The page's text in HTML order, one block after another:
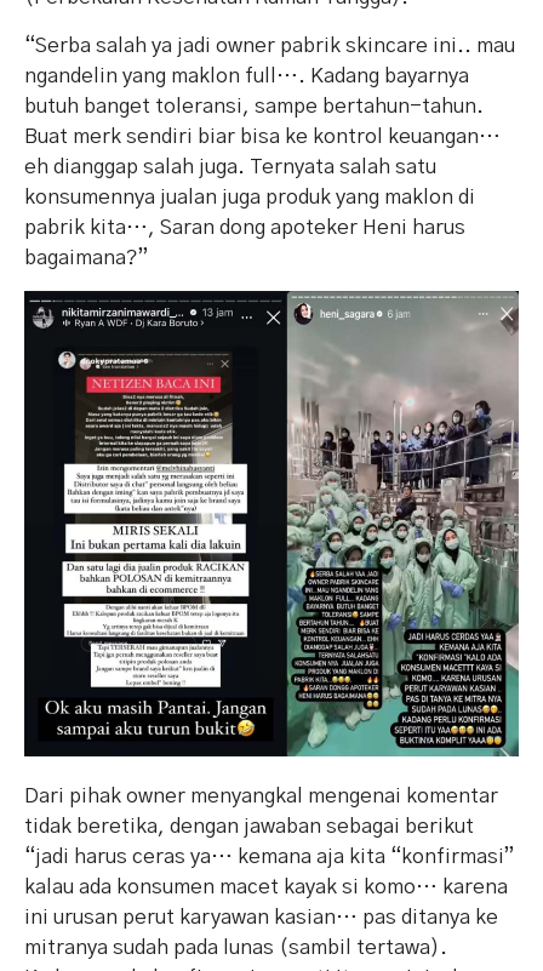
“Serba salah ya jadi owner pabrik skincare ini.. mau
ngandelin yang maklon full…. Kadang bayarnya
butuh banget toleransi, sampe bertahun-tahun.
Buat merk sendiri biar bisa ke kontrol keuangan…
eh dianggap salah juga. Ternyata salah satu
konsumennya jualan juga produk yang maklon di
pabrik kita…, Saran dong apoteker Heni harus
bagaimana?”
Dari pihak owner menyangkal mengenai komentar
tidak beretika, dengan jawaban sebagai berikut
“jadi harus ceras ya… kemana aja kita “konfirmasi”
kalau ada konsumen macet kayak si komo… karena
ini urusan perut karyawan kasian… pas ditanya ke
mitranya sudah pada lunas (sambil tertawa).